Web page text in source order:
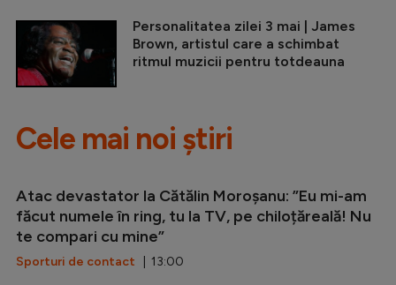
Personalitatea zilei 3 mai | James
Brown, artistul care a schimbat
ritmul muzicii pentru totdeauna
Cele mai noi știri
Atac devastator la Cătălin Moroșanu: ”Eu mi-am
făcut numele în ring, tu la TV, pe chiloțăreală! Nu
te compari cu mine”
Sporturi de contact | 13:00